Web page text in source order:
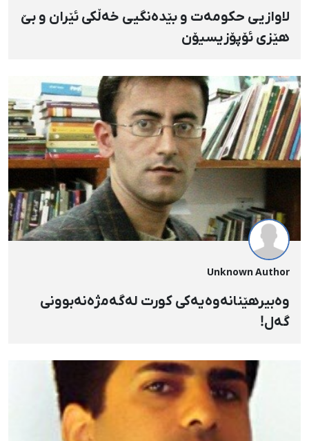
لاوازیی حکومەت و بێدەنگیی خەڵکی ئێران و بێ
هێزی ئۆپۆزیسیۆن
Unknown Author
وه‌بیرهێنانه‌وه‌یه‌کی کورت له‌گه‌مژه‌نه‌بوونی
گه‌ل!